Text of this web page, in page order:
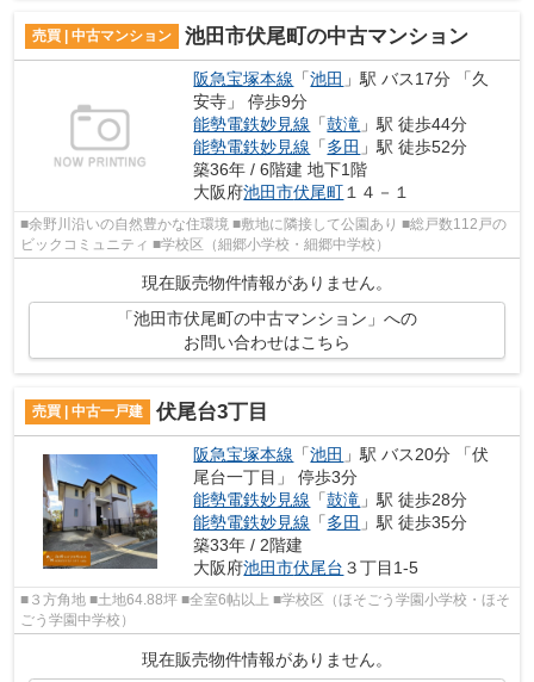
売買 | 中古マンション 池田市伏尾町の中古マンション
阪急宝塚本線 「池田 」駅 バス17分 「久
安寺」 停歩9分
能勢電鉄妙見線 「鼓滝 」駅 徒歩44分
能勢電鉄妙見線 「多田 」駅 徒歩52分
築36年 / 6階建 地下1階
大阪府池田市伏尾町 １４－１
■余野川沿いの自然豊かな住環境 ■敷地に隣接して公園あり ■総戸数112戸の
ビックコミュニティ ■学校区（細郷小学校・細郷中学校）
現在販売物件情報がありません。
「池田市伏尾町の中古マンション」への
お問い合わせはこちら
売買 | 中古一戸建 伏尾台3丁目
阪急宝塚本線 「池田 」駅 バス20分 「伏
尾台一丁目」 停歩3分
能勢電鉄妙見線 「鼓滝 」駅 徒歩28分
能勢電鉄妙見線 「多田 」駅 徒歩35分
築33年 / 2階建
大阪府池田市伏尾台 ３丁目1-5
■３方角地 ■土地64.88坪 ■全室6帖以上 ■学校区（ほそごう学園小学校・ほそ
ごう学園中学校）
現在販売物件情報がありません。